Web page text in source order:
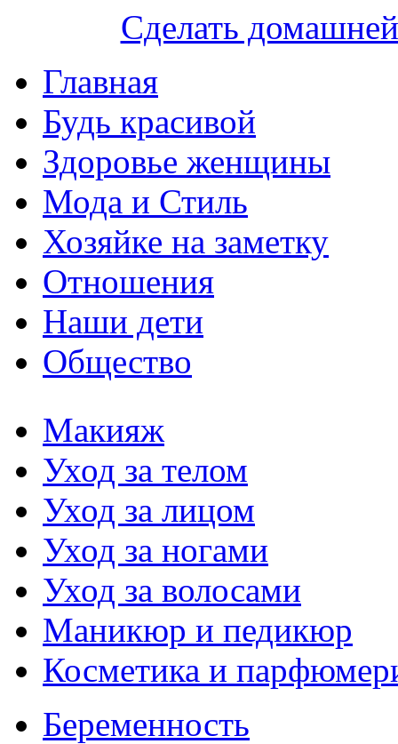
Сделать домашней
Главная
Будь красивой
Здоровье женщины
Мода и Стиль
Хозяйке на заметку
Отношения
Наши дети
Общество
Макияж
Уход за телом
Уход за лицом
Уход за ногами
Уход за волосами
Маникюр и педикюр
Косметика и
Беременность